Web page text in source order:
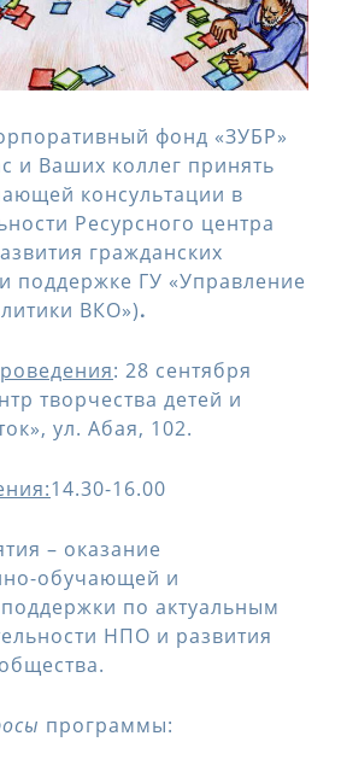
фонд «ЗУБР»
и Ваших коллег принять
консультации в
Ресурсного центра
гражданских
поддержке ГУ «Управление
ВКО»).
: 28 сентября
творчества детей и
ул. Абая, 102.
14.30-16.00
– оказание
обучающей и
по актуальным
НПО и развития
программы: